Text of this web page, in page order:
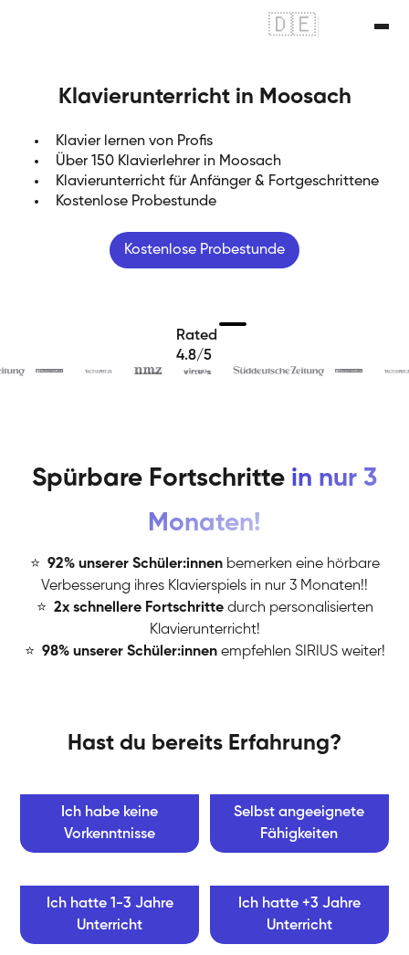
🇩🇪
Klavierunterricht in Moosach
Klavier lernen von Profis
Über 150 Klavierlehrer in Moosach
Klavierunterricht für Anfänger & Fortgeschrittene
Kostenlose Probestunde
Kostenlose Probestunde
Rated
4.8/5
Spürbare Fortschritte in nur 3
Monaten!
⭐ 92% unserer Schüler:innen bemerken eine hörbare
Verbesserung ihres Klavierspiels in nur 3 Monaten!!
⭐ 2x schnellere Fortschritte durch personalisierten
Klavierunterricht!
⭐ 98% unserer Schüler:innen empfehlen SIRIUS weiter!
Hast du bereits Erfahrung?
Ich habe keine
Vorkenntnisse
Selbst angeeignete
Fähigkeiten
Ich hatte 1-3 Jahre
Unterricht
Ich hatte +3 Jahre
Unterricht